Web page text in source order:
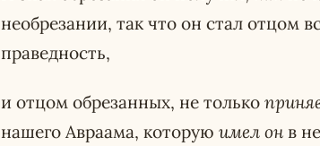
необрезании, так что он стал отцом
праведность,
и отцом обрезанных, не только
нашего Авраама, которую имел он в